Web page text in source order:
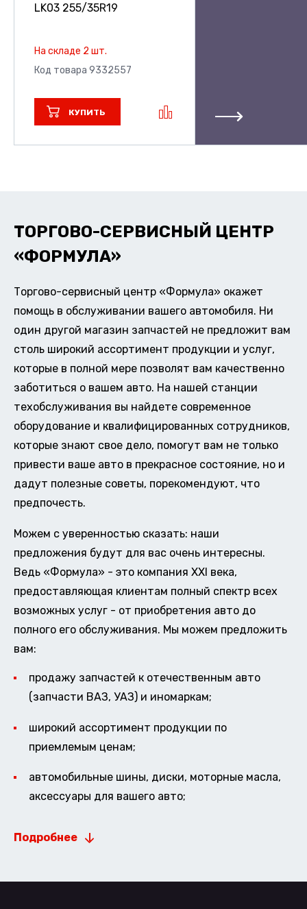
LK03 255/35R19
На складе 2 шт.
Код товара 9332557
КУПИТЬ
ТОРГОВО-СЕРВИСНЫЙ ЦЕНТР
«ФОРМУЛА»
Торгово-сервисный центр «Формула» окажет
помощь в обслуживании вашего автомобиля. Ни
один другой магазин запчастей не предложит вам
столь широкий ассортимент продукции и услуг,
которые в полной мере позволят вам качественно
заботиться о вашем авто. На нашей станции
техобслуживания вы найдете современное
оборудование и квалифицированных сотрудников,
которые знают свое дело, помогут вам не только
привести ваше авто в прекрасное состояние, но и
дадут полезные советы, порекомендуют, что
предпочесть.
Можем с уверенностью сказать: наши
предложения будут для вас очень интересны.
Ведь «Формула» - это компания XXI века,
предоставляющая клиентам полный спектр всех
возможных услуг - от приобретения авто до
полного его обслуживания. Мы можем предложить
вам:
продажу запчастей к отечественным авто
(запчасти ВАЗ, УАЗ) и иномаркам;
широкий ассортимент продукции по
приемлемым ценам;
автомобильные шины, диски, моторные масла,
аксессуары для вашего авто;
Подробнее